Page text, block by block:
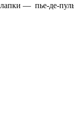
— пье-де-